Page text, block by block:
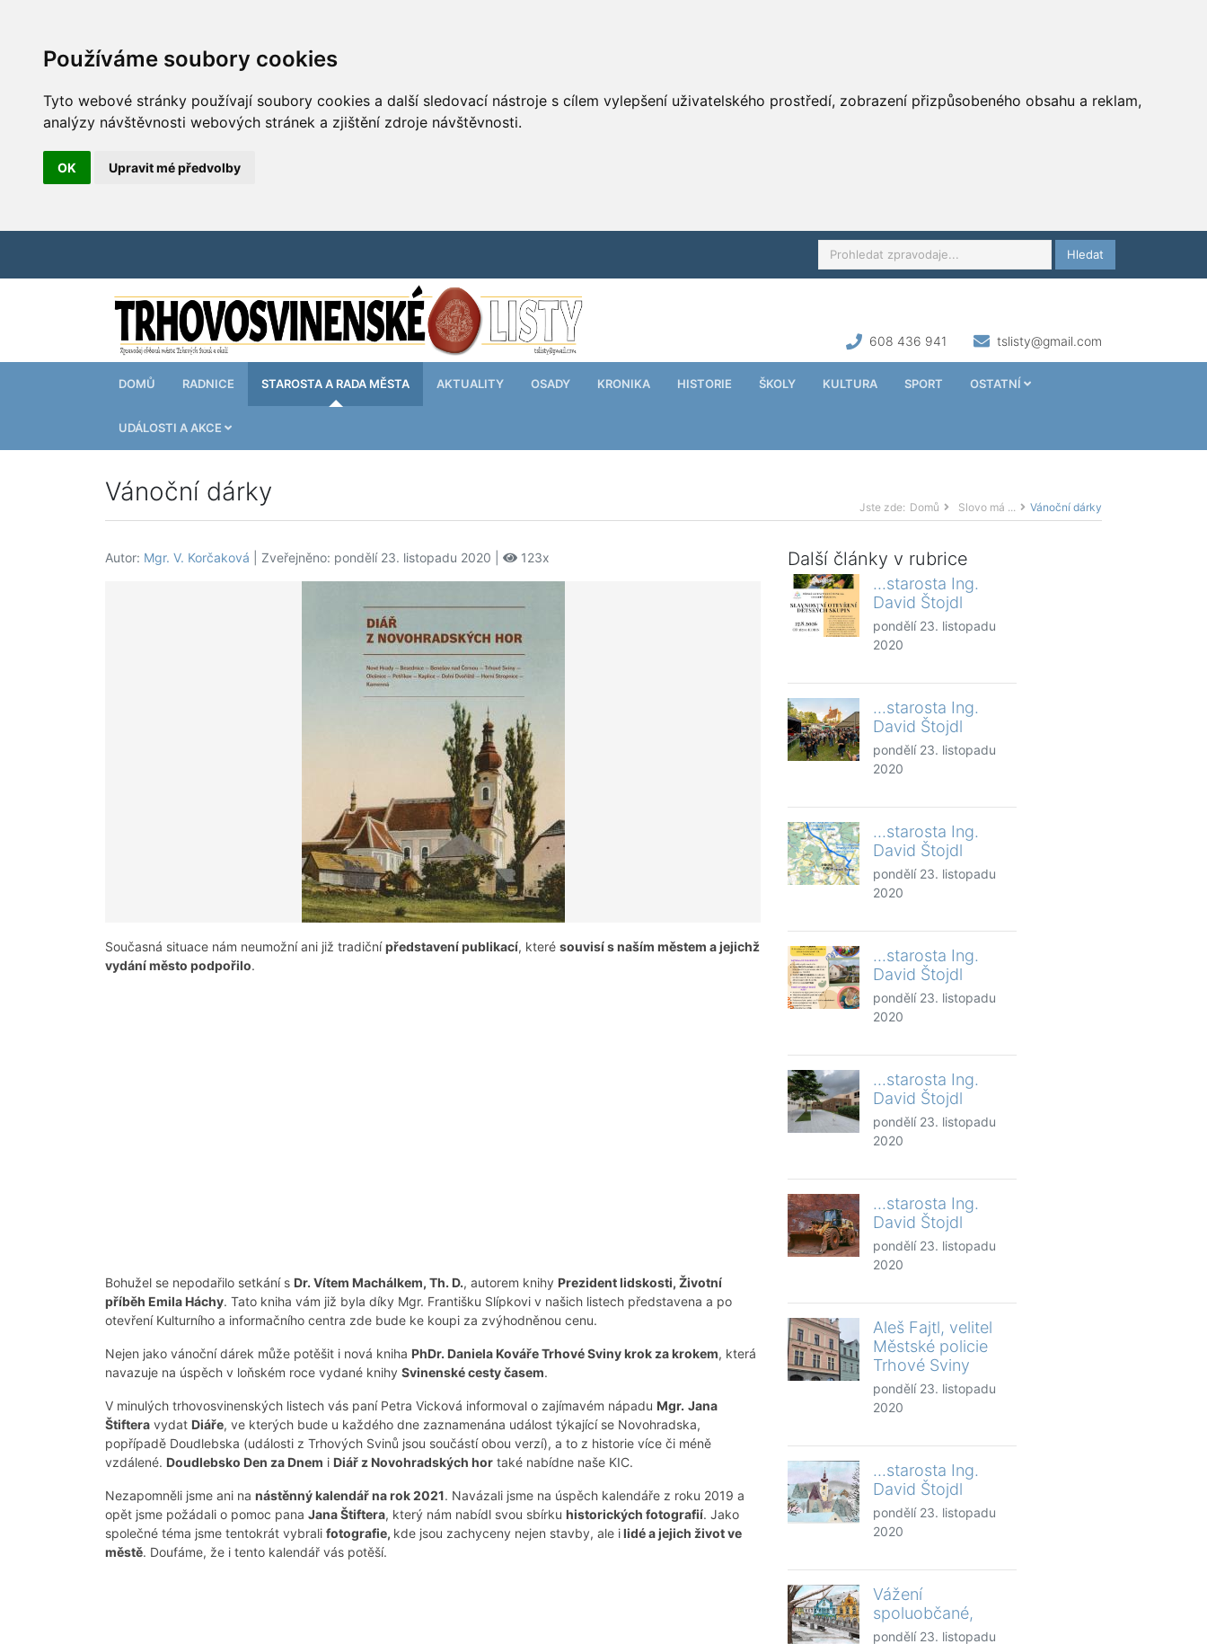
Používáme soubory cookies
Tyto webové stránky používají soubory cookies a další sledovací nástroje s cílem vylepšení uživatelského prostředí, zobrazení přizpůsobeného obsahu a reklam,
analýzy návštěvnosti webových stránek a zjištění zdroje návštěvnosti.
OK Upravit mé předvolby
Hledat
608 436 941 tslisty@gmail.com
DOMŮ RADNICE STAROSTA A RADA MĚSTA AKTUALITY OSADY KRONIKA HISTORIE ŠKOLY KULTURA SPORT OSTATNÍ
UDÁLOSTI A AKCE
Vánoční dárky
Jste zde: Domů Slovo má ... Vánoční dárky
Autor: Mgr. V. Korčaková | Zveřejněno: pondělí 23. listopadu 2020 | 123x
Současná situace nám neumožní ani již tradičnípředstavení publikací, které souvisí s naším městem a jejichž
vydání město podpořilo.
Bohužel se nepodařilo setkání s Dr. Vítem Machálkem, Th. D., autorem knihy Prezident lidskosti, Životní
příběh Emila Háchy. Tato kniha vám již byla díky Mgr. Františku Slípkovi v našich listech představena a po
otevření Kulturního a informačního centra zde bude ke koupi za zvýhodněnou cenu.
Nejen jako vánoční dárek může potěšit i nová kniha PhDr. Daniela Kováře Trhové Sviny krok za krokem, která
navazuje na úspěch v loňském roce vydané knihy Svinenské cesty časem.
V minulých trhovosvinenských listech vás paní Petra Vicková informoval o zajímavém nápadu Mgr. Jana
Štiftera vydat Diáře, ve kterých bude u každého dne zaznamenána událost týkající se Novohradska,
popřípadě Doudlebska (události z Trhových Svinů jsou součástí obou verzí), a to z historie více či méně
vzdálené. Doudlebsko Den za Dnem i Diář z Novohradských hor také nabídne naše KIC.
Nezapomněli jsme ani na nástěnný kalendář na rok 2021. Navázali jsme na úspěch kalendáře z roku 2019 a
opět jsme požádali o pomoc pana Jana Štiftera, který nám nabídl svou sbírku historických fotografií. Jako
společné téma jsme tentokrát vybrali fotografie, kde jsou zachyceny nejen stavby, ale ilidé a jejich život ve
městě. Doufáme, že i tento kalendář vás potěší.
Další články v rubrice
...starosta Ing.
David Štojdl
pondělí 23. listopadu
2020
...starosta Ing.
David Štojdl
pondělí 23. listopadu
2020
...starosta Ing.
David Štojdl
pondělí 23. listopadu
2020
...starosta Ing.
David Štojdl
pondělí 23. listopadu
2020
...starosta Ing.
David Štojdl
pondělí 23. listopadu
2020
...starosta Ing.
David Štojdl
pondělí 23. listopadu
2020
Aleš Fajtl, velitel
Městské policie
Trhové Sviny
pondělí 23. listopadu
2020
...starosta Ing.
David Štojdl
pondělí 23. listopadu
2020
Vážení
spoluobčané,
pondělí 23. listopadu